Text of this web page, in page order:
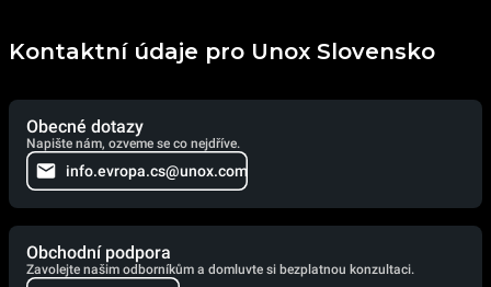
Kontaktní údaje pro Unox Slovensko
Obecné dotazy
Napište nám, ozveme se co nejdříve.
info.evropa.cs@unox.com
Obchodní podpora
Zavolejte našim odborníkům a domluvte si bezplatnou konzultaci.